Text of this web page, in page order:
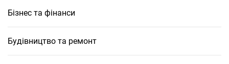
Бізнес та фінанси
Будівництво та ремонт